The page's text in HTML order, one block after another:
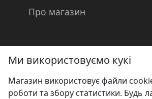
Про магазин
КОНТАКТИ
Ми використовуємо кукі
Магазин використовує файли
роботи та збору статистики. Будь